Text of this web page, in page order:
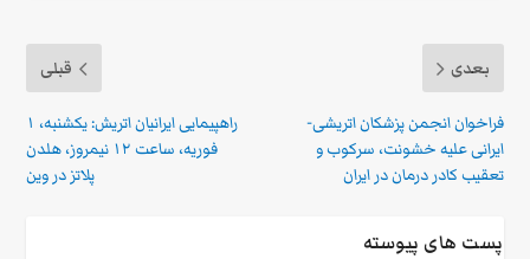
قبلی
راهپیمایی ایرانیان اتریش: یکشنبه، ۱
فوریه، ساعت ۱۲ نیمروز، هلدن
پلاتز در وین
بعدی
فراخوان انجمن پزشکان اتریشی-
ایرانی علیه خشونت، سرکوب و
تعقیب کادر درمان در ایران
پست های پیوسته